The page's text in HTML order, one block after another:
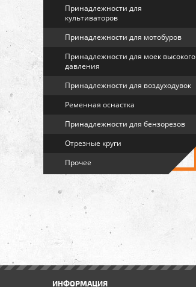
Принадлежности для
культиваторов
Принадлежности для мотобуров
Принадлежности для моек высокого
давления
Принадлежности для воздуходувок
Ременная оснастка
Принадлежности для бензорезов
Отрезные круги
Прочее
ИНФОРМАЦИЯ